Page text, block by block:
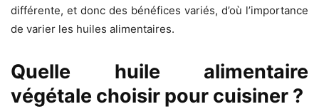
différente, et donc des bénéfices variés, d’où l’importance
de varier les huiles alimentaires.
Quelle huile alimentaire
végétale choisir pour cuisiner ?